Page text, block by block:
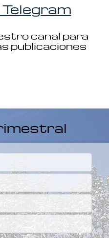
canal para
publicaciones